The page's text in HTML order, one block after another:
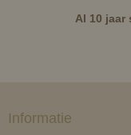
Al 10 jaar
Informatie